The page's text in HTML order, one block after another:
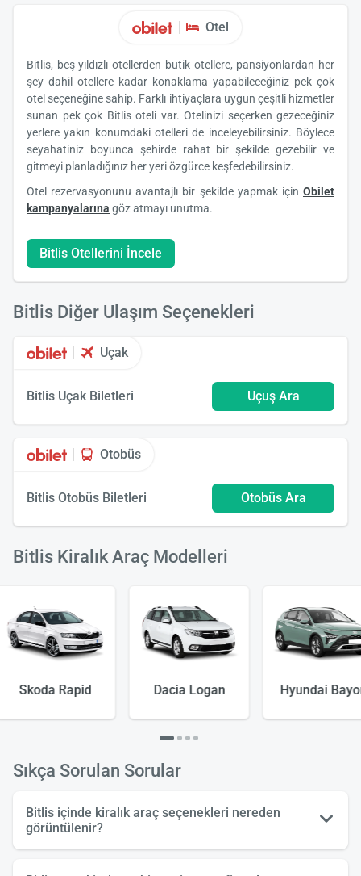
Otel
Bitlis, beş yıldızlı otellerden butik otellere, pansiyonlardan her
şey dahil otellere kadar konaklama yapabileceğiniz pek çok
otel seçeneğine sahip. Farklı ihtiyaçlara uygun çeşitli hizmetler
sunan pek çok Bitlis oteli var. Otelinizi seçerken gezeceğiniz
yerlere yakın konumdaki otelleri de inceleyebilirsiniz. Böylece
seyahatiniz boyunca şehirde rahat bir şekilde gezebilir ve
gitmeyi planladığınız her yeri özgürce keşfedebilirsiniz.
Otel rezervasyonunu avantajlı bir şekilde yapmak için Obilet
kampanyalarına göz atmayı unutma.
Bitlis Otellerini İncele
Bitlis Diğer Ulaşım Seçenekleri
Uçak
Bitlis Uçak Biletleri Uçuş Ara
Otobüs
Bitlis Otobüs Biletleri Otobüs Ara
Bitlis Kiralık Araç Modelleri
Dacia Logan Hyundai Bayon Peugeot
Sıkça Sorulan Sorular
Bitlis içinde kiralık araç seçenekleri nereden
görüntülenir?